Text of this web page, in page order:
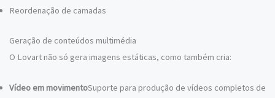
Reordenação de camadas
Geração de conteúdos multimédia
O Lovart não só gera imagens estáticas, como também cria:
Vídeo em movimentoSuporte para produção de vídeos completos de